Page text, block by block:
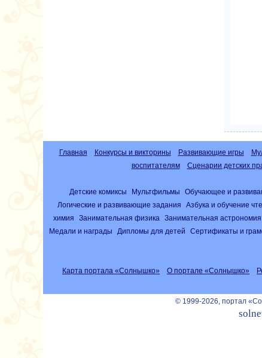
Главная Конкурсы и викторины Развивающие игры
воспитателям
Сценарии детских
Детские комиксы Мультфильмы Обучающее и
Логические и развивающие задания
Азбука и обучение
химия
Занимательная физика Занимательная астрономия
Медали и награды
Дипломы для детей Сертификаты и
Карта портала «Солнышко» О портале «Солнышко»
© 1999-2026, портал